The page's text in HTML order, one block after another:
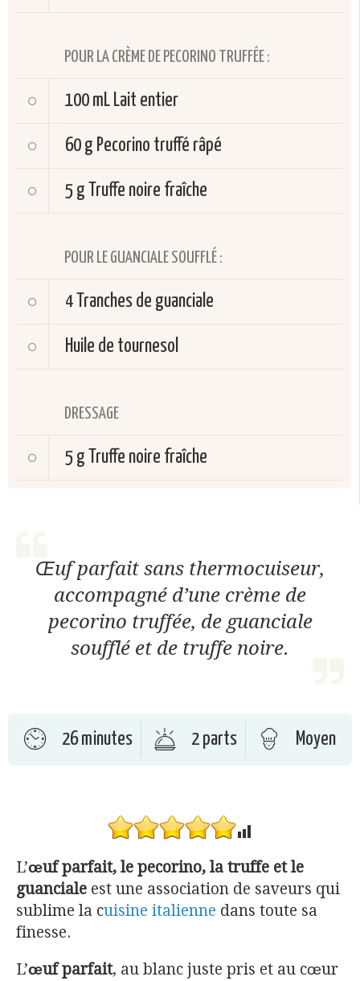
POUR LA CRÈME DE PECORINO TRUFFÉE :
100 mL Lait entier
60 g Pecorino truffé râpé
5 g Truffe noire fraîche
POUR LE GUANCIALE SOUFFLÉ :
4 Tranches de guanciale
Huile de tournesol
DRESSAGE
5 g Truffe noire fraîche
Œuf parfait sans thermocuiseur,
accompagné d’une crème de
pecorino truffée, de guanciale
soufflé et de truffe noire.
26 minutes 2 parts Moyen
L’œuf parfait, le pecorino, la truffe et le
guanciale est une association de saveurs qui
sublime la cuisine italienne dans toute sa
finesse.
L’œuf parfait, au blanc juste pris et au cœur